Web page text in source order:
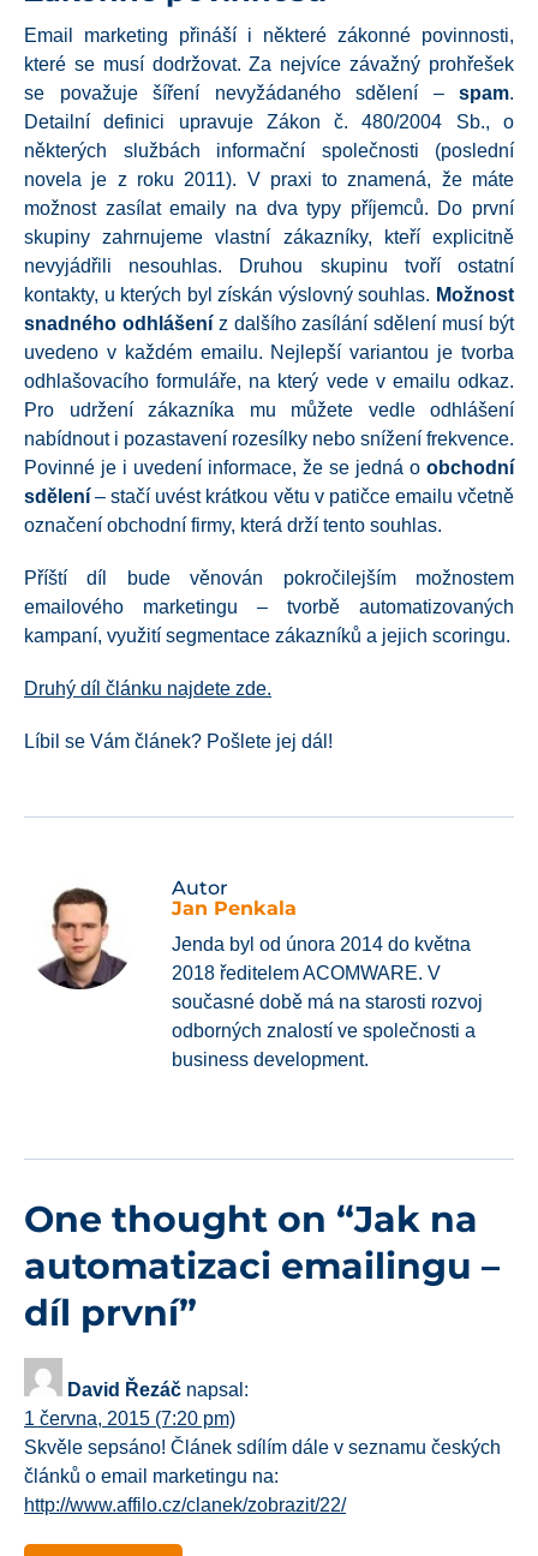
Email marketing přináší i některé zákonné povinnosti,
které se musí dodržovat. Za nejvíce závažný prohřešek
se považuje šíření nevyžádaného sdělení – spam.
Detailní definici upravuje Zákon č. 480/2004 Sb., o
některých službách informační společnosti (poslední
novela je z roku 2011). V praxi to znamená, že máte
možnost zasílat emaily na dva typy příjemců. Do první
skupiny zahrnujeme vlastní zákazníky, kteří explicitně
nevyjádřili nesouhlas. Druhou skupinu tvoří ostatní
kontakty, u kterých byl získán výslovný souhlas. Možnost
snadného odhlášeníz dalšího zasílání sdělení musí být
uvedeno v každém emailu. Nejlepší variantou je tvorba
odhlašovacího formuláře, na který vede v emailu odkaz.
Pro udržení zákazníka mu můžete vedle odhlášení
nabídnout i pozastavení rozesílky nebo snížení frekvence.
Povinné je i uvedení informace, že se jedná o obchodní
sdělení – stačí uvést krátkou větu v patičce emailu včetně
označení obchodní firmy, která drží tento souhlas.
Příští díl bude věnován pokročilejším možnostem
emailového marketingu – tvorbě automatizovaných
kampaní, využití segmentace zákazníků a jejich scoringu.
Druhý díl článku najdete zde.
Líbil se Vám článek? Pošlete jej dál!
Autor
Jan Penkala
Jenda byl od února 2014 do května
2018 ředitelem ACOMWARE. V
současné době má na starosti rozvoj
odborných znalostí ve společnosti a
business development.
One thought on “Jak na
automatizaci emailingu –
díl první”
David Řezáč napsal:
1 června, 2015 (7:20 pm)
Skvěle sepsáno! Článek sdílím dále v seznamu českých
článků o email marketingu na:
http://www.affilo.cz/clanek/zobrazit/22/